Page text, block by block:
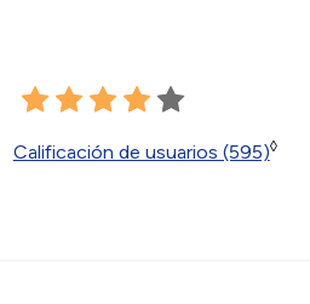
Calificación de usuarios (595)◊